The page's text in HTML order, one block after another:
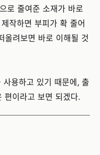
로 줄여준 소재가 바로
작하면 부피가 확 줄어
올려보면 바로 이해될 것
용하고 있기 때문에, 출
편이라고 보면 되겠다.